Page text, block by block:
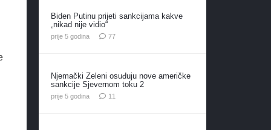
Biden Putinu prijeti sankcijama kakve
„nikad nije vidio“
prije 5 godina 77komentara
Njemački Zeleni osuđuju nove američke
sankcije Sjevernom toku 2
prije 5 godina 11